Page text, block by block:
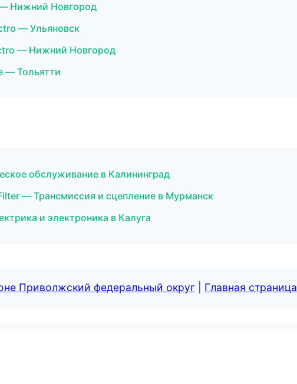
— Нижний Новгород
— Ульяновск
— Нижний Новгород
— Тольятти
обслуживание в Калининград
— Трансмиссия и сцепление в Мурманск
и электроника в Калуга
Приволжский федеральный округ Главная страница